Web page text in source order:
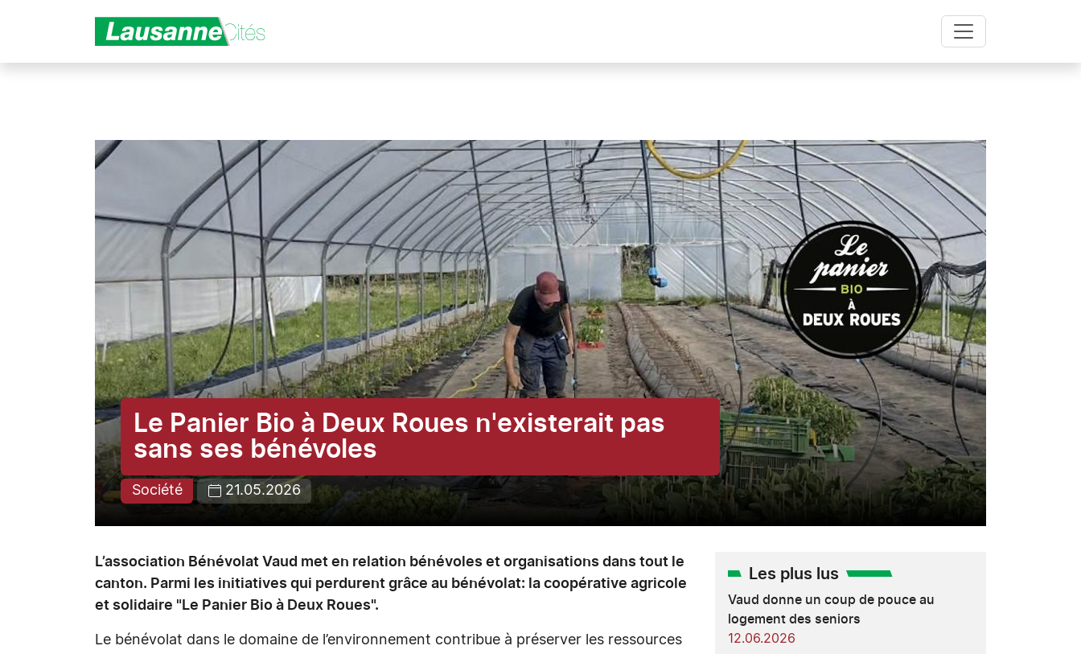
Le Panier Bio à Deux Roues n'existerait pas
sans ses bénévoles
Société 21.05.2026
L’association Bénévolat Vaud met en relation bénévoles et organisations dans tout le
canton. Parmi les initiatives qui perdurent grâce au bénévolat: la coopérative agricole
et solidaire "Le Panier Bio à Deux Roues".
Le bénévolat dans le domaine de l’environnement contribue à préserver les ressources
Les plus lus
Vaud donne un coup de pouce au
logement des seniors
12.06.2026